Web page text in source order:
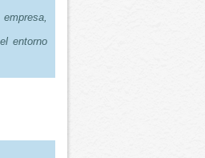
entorno